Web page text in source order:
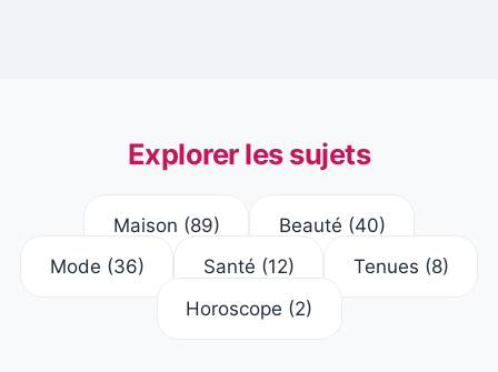
Explorer les sujets
Maison (89) Beauté (40)
Mode (36) Santé (12) Tenues (8)
Horoscope (2)